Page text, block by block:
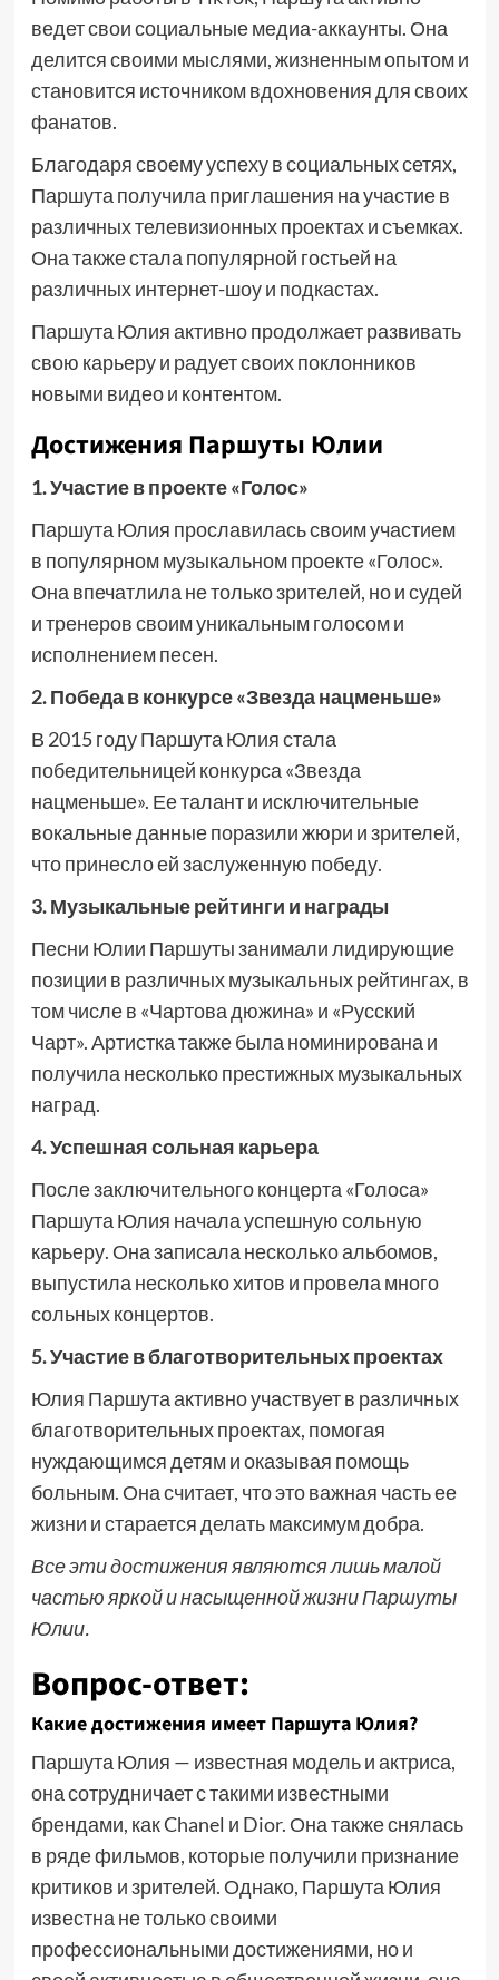
ведет свои социальные медиа-аккаунты. Она
делится своими мыслями, жизненным опытом и
становится источником вдохновения для своих
фанатов.
Благодаря своему успеху в социальных сетях,
Паршута получила приглашения на участие в
различных телевизионных проектах и съемках.
Она также стала популярной гостьей на
различных интернет-шоу и подкастах.
Паршута Юлия активно продолжает развивать
свою карьеру и радует своих поклонников
новыми видео и контентом.
Достижения Паршуты Юлии
1. Участие в проекте «Голос»
Паршута Юлия прославилась своим участием
в популярном музыкальном проекте «Голос».
Она впечатлила не только зрителей, но и судей
и тренеров своим уникальным голосом и
исполнением песен.
2. Победа в конкурсе «Звезда нацменьше»
В 2015 году Паршута Юлия стала
победительницей конкурса «Звезда
нацменьше». Ее талант и исключительные
вокальные данные поразили жюри и зрителей,
что принесло ей заслуженную победу.
3. Музыкальные рейтинги и награды
Песни Юлии Паршуты занимали лидирующие
позиции в различных музыкальных рейтингах, в
том числе в «Чартова дюжина» и «Русский
Чарт». Артистка также была номинирована и
получила несколько престижных музыкальных
наград.
4. Успешная сольная карьера
После заключительного концерта «Голоса»
Паршута Юлия начала успешную сольную
карьеру. Она записала несколько альбомов,
выпустила несколько хитов и провела много
сольных концертов.
5. Участие в благотворительных проектах
Юлия Паршута активно участвует в различных
благотворительных проектах, помогая
нуждающимся детям и оказывая помощь
больным. Она считает, что это важная часть ее
жизни и старается делать максимум добра.
Все эти достижения являются лишь малой
частью яркой и насыщенной жизни Паршуты
Юлии.
Вопрос-ответ:
Какие достижения имеет Паршута Юлия?
Паршута Юлия — известная модель и актриса,
она сотрудничает с такими известными
брендами, как Chanel и Dior. Она также снялась
в ряде фильмов, которые получили признание
критиков и зрителей. Однако, Паршута Юлия
известна не только своими
профессиональными достижениями, но и